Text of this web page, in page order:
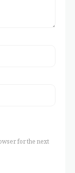
for the next